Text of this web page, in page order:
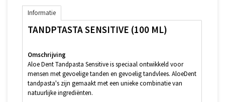
Informatie
TANDPTASTA SENSITIVE (100 ML)
Omschrijving
Aloe Dent Tandpasta Sensitive is speciaal ontwikkeld voor
mensen met gevoelige tanden en gevoelig tandvlees. AloeDent
tandpasta's zijn gemaakt met een unieke combinatie van
natuurlijke ingrediënten.